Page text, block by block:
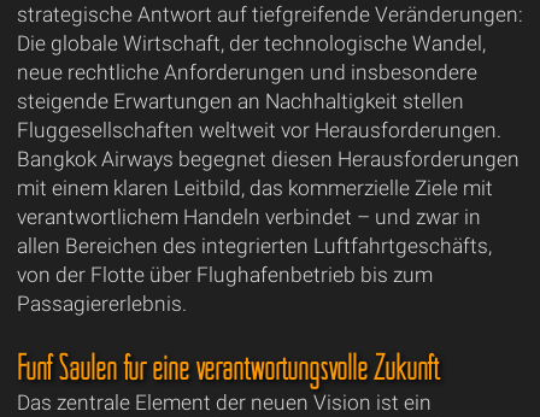
strategische Antwort auf tiefgreifende Veränderungen:
Die globale Wirtschaft, der technologische Wandel,
neue rechtliche Anforderungen und insbesondere
steigende Erwartungen an Nachhaltigkeit stellen
Fluggesellschaften weltweit vor Herausforderungen.
Bangkok Airways begegnet diesen Herausforderungen
mit einem klaren Leitbild, das kommerzielle Ziele mit
verantwortlichem Handeln verbindet – und zwar in
allen Bereichen des integrierten Luftfahrtgeschäfts,
von der Flotte über Flughafenbetrieb bis zum
Passagiererlebnis.
Fünf Säulen für eine verantwortungsvolle Zukunft
Das zentrale Element der neuen Vision ist ein